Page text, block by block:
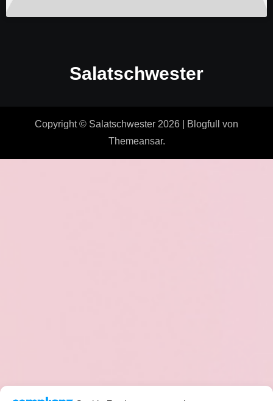
Salatschwester
Copyright © Salatschwester 2026 Blogfull
von
Themeansar.